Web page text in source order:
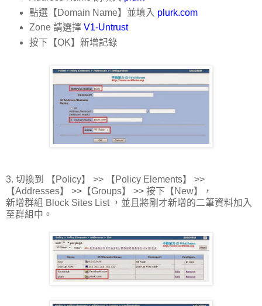
點選【Domain Name】並填入 plurk.com
Zone 請選擇 V1-Untrust
按下【OK】新增記錄
3. 切換到 【Policy】 >> 【Policy Elements】 >>
【Addresses】 >>【Groups】 >> 按下【New】，
新增群組 Block Sites List ，並且將剛才新增的二筆資料加入
至群組中。